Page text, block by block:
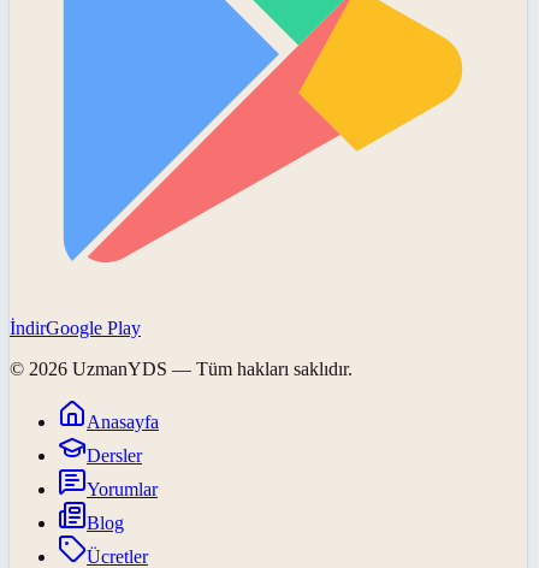
İndirGoogle Play
© 2026 UzmanYDS — Tüm hakları saklıdır.
Anasayfa
Dersler
Yorumlar
Blog
Ücretler